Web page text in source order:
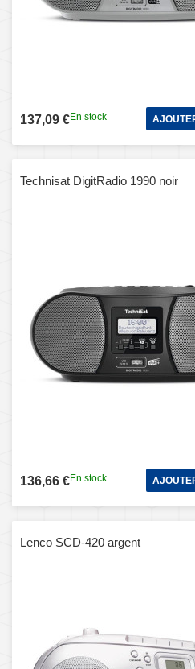
137,09 €En stock
Technisat DigitRadio 1990 noir
136,66 €En stock
Lenco SCD-420 argent